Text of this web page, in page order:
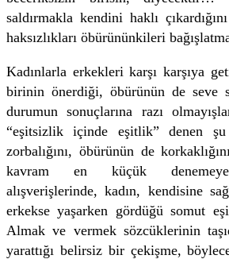
saldırmakla kendini haklı
haksızlıkları öbürününkileri
Kadınlarla erkekleri karşı karşıya
birinin önerdiği, öbürünün de seve
durumun sonuçlarına razı
“eşitsizlik içinde eşitlik” denen
zorbalığını, öbürünün de
kavram en küçük denemeye
alışverişlerinde, kadın, kendisine
erkekse yaşarken gördüğü somut
Almak ve vermek sözcüklerinin
yarattığı belirsiz bir çekişme,